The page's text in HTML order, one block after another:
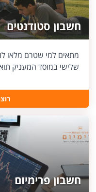
חשבון סטודנטים
שלישי במוסד המעניק
חשבון פרימיום